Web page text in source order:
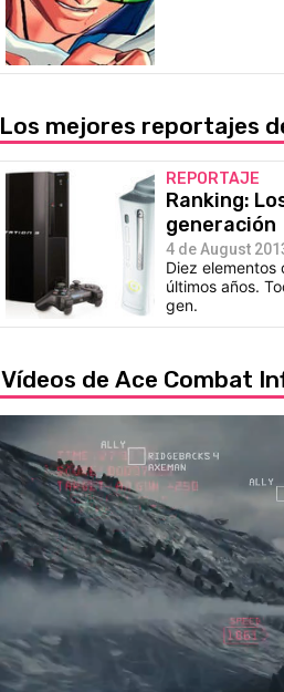
Los mejores reportajes
REPORTAJE
Ranking:
generación
4 de August
Diez
últimos años.
gen.
Vídeos de Ace Combat